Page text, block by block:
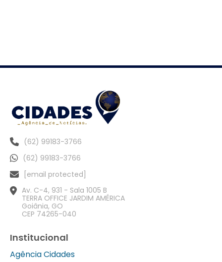
(62) 99183-3766
(62) 99183-3766
[email protected]
Av. C-4, 931 - Sala 1005 B
TERRA OFFICE JARDIM AMÉRICA
Goiânia, GO
CEP 74265-040
Institucional
Agência Cidades